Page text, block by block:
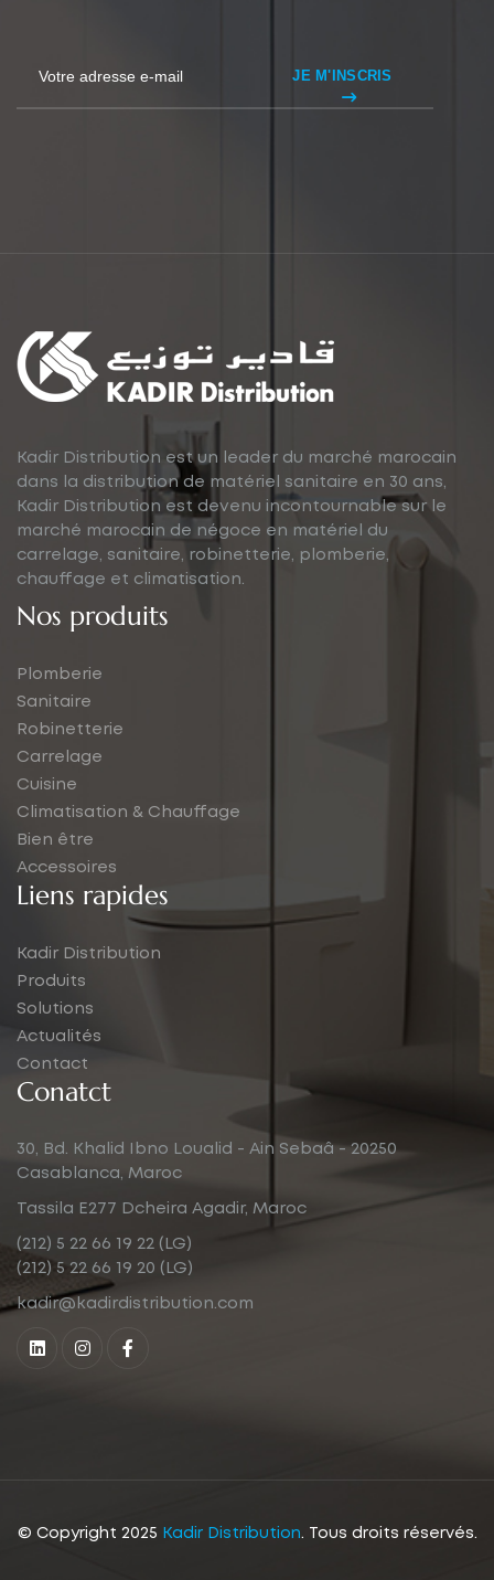
JE M'INSCRIS
Kadir Distribution est un leader du marché marocain
dans la distribution de matériel sanitaire en 30 ans,
Kadir Distribution est devenu incontournable sur le
marché marocain de négoce en matériel du
carrelage, sanitaire, robinetterie, plomberie,
chauffage et climatisation.
Nos produits
Plomberie
Sanitaire
Robinetterie
Carrelage
Cuisine
Climatisation & Chauffage
Bien être
Accessoires
Liens rapides
Kadir Distribution
Produits
Solutions
Actualités
Contact
Conatct
30, Bd. Khalid Ibno Loualid - Ain Sebaâ - 20250
Casablanca, Maroc
Tassila E277 Dcheira Agadir, Maroc
(212) 5 22 66 19 22 (LG)
(212) 5 22 66 19 20 (LG)
kadir@kadirdistribution.com
© Copyright 2025 Kadir Distribution. Tous droits réservés.